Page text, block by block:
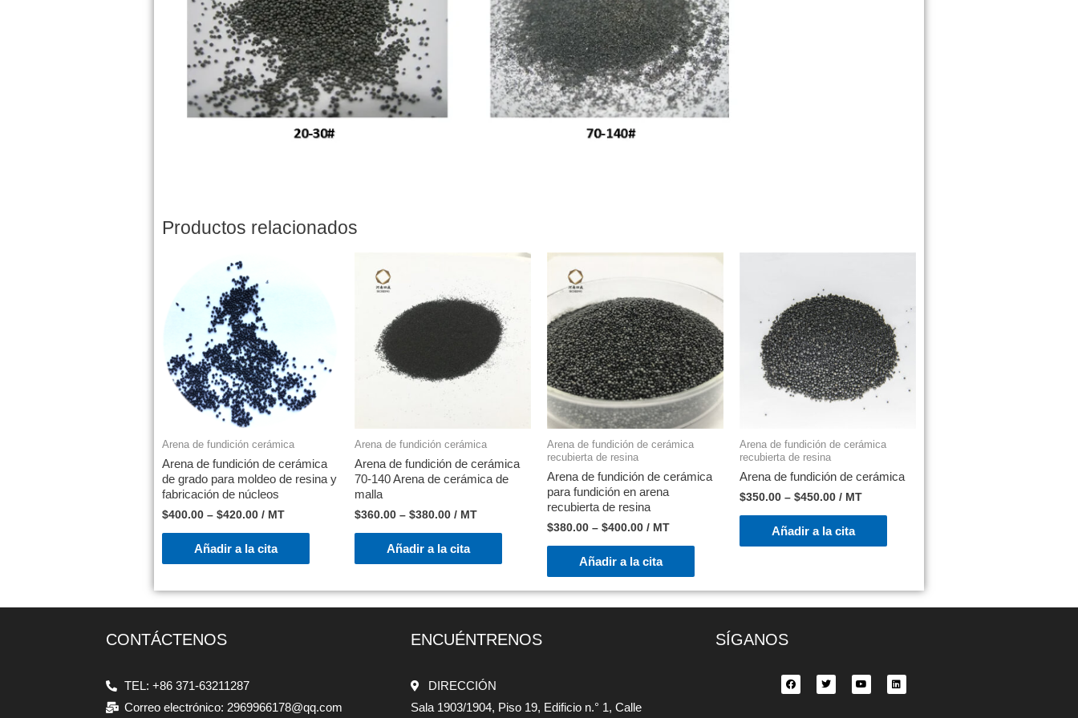
Productos relacionados
Arena de fundición cerámica
Arena de fundición de cerámica
de grado para moldeo de resina y
fabricación de núcleos
$400.00 – $420.00 / MT
Añadir a la cita
Arena de fundición cerámica
Arena de fundición de cerámica
70-140 Arena de cerámica de
malla
$360.00 – $380.00 / MT
Añadir a la cita
Arena de fundición de cerámica
recubierta de resina
Arena de fundición de cerámica
para fundición en arena
recubierta de resina
$380.00 – $400.00 / MT
Añadir a la cita
Arena de fundición de cerámica
recubierta de resina
Arena de fundición de cerámica
$350.00 – $450.00 / MT
Añadir a la cita
CONTÁCTENOS
TEL: +86 371-63211287
Correo electrónico: 2969966178@qq.com
ENCUÉNTRENOS
DIRECCIÓN
Sala 1903/1904, Piso 19, Edificio n.° 1, Calle
SÍGANOS